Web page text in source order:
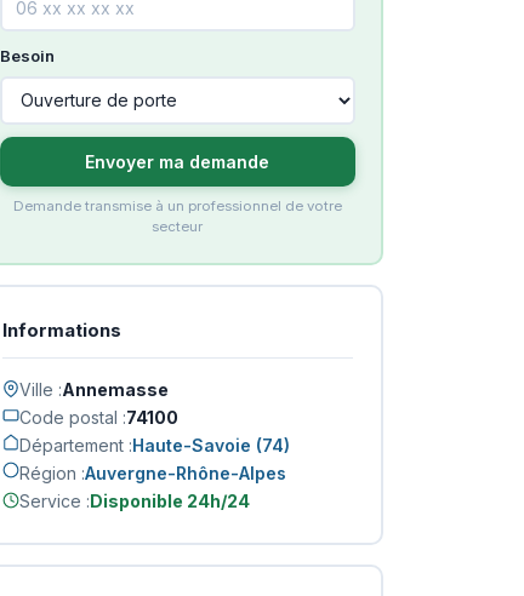
Besoin
Envoyer ma demande
Demande transmise à un professionnel de votre
secteur
Informations
Ville :Annemasse
Code postal :74100
Département :Haute-Savoie (74)
Région :Auvergne-Rhône-Alpes
Service :Disponible 24h/24